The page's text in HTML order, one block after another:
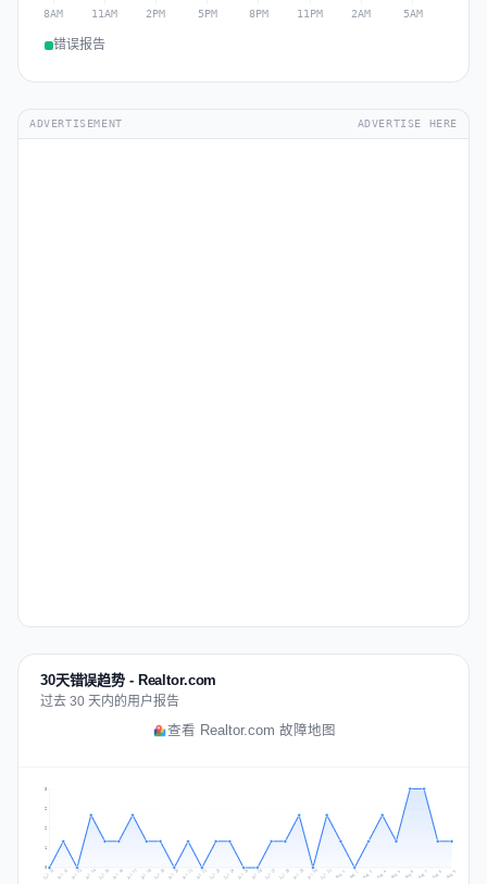
错误报告
ADVERTISEMENT ADVERTISE HERE
30天错误趋势 - Realtor.com
过去 30 天内的用户报告
查看 Realtor.com 故障地图
1
2
2
3
Jul 11 Jul 12 Jul 13 Jul 14 Jul 15 Jul 16 Jul 17 Jul 18 Jul 19 Jul 20 Jul 21 Jul 22 Jul 23 Jul 24 Jul 25 Jul 26 Jul 27 Jul 28 Jul 29 Jul 30 Jul 31 Aug 1 Aug 2 Aug 3 Aug 4 Aug 5 Aug 6 Aug 7 Aug 8 Aug 9